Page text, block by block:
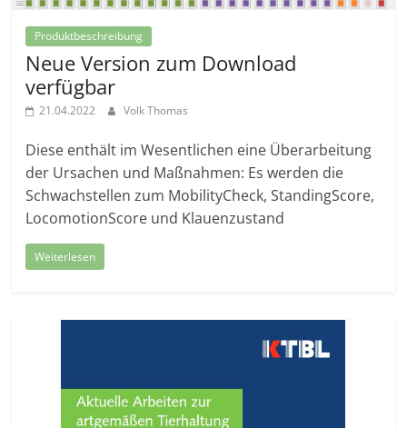
Produktbeschreibung
Neue Version zum Download
verfügbar
21.04.2022 Volk Thomas
Diese enthält im Wesentlichen eine Überarbeitung
der Ursachen und Maßnahmen: Es werden die
Schwachstellen zum MobilityCheck, StandingScore,
LocomotionScore und Klauenzustand
Weiterlesen